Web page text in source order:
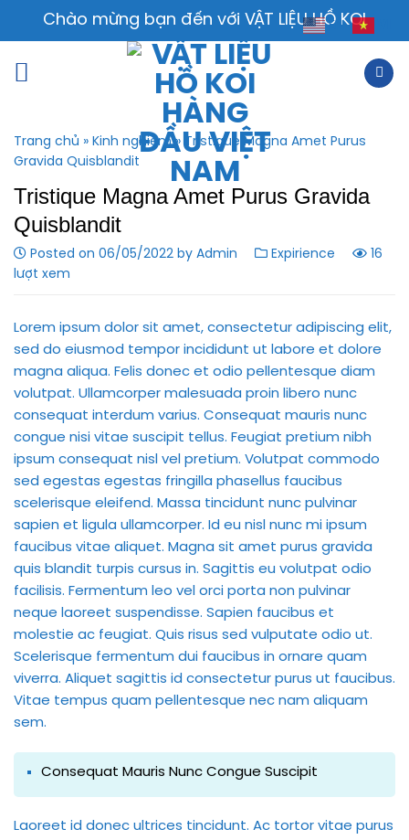
Chào mừng bạn đến với VẬT LIỆU HỒ KOI
Trang chủ » Kinh nghiệm» Tristique Magna Amet Purus
Gravida Quisblandit
Tristique Magna Amet Purus Gravida
Quisblandit
Posted on 06/05/2022 by Admin Expirience
16
lượt xem
Lorem ipsum dolor sit amet, consectetur adipiscing elit,
sed do eiusmod tempor incididunt ut labore et dolore
magna aliqua. Felis donec et odio pellentesque diam
volutpat. Ullamcorper malesuada proin libero nunc
consequat interdum varius. Consequat mauris nunc
congue nisi vitae suscipit tellus. Feugiat pretium nibh
ipsum consequat nisl vel pretium. Volutpat commodo
sed egestas egestas fringilla phasellus faucibus
scelerisque eleifend. Massa tincidunt nunc pulvinar
sapien et ligula ullamcorper. Id eu nisl nunc mi ipsum
faucibus vitae aliquet. Magna sit amet purus gravida
quis blandit turpis cursus in. Sagittis eu volutpat odio
facilisis. Fermentum leo vel orci porta non pulvinar
neque laoreet suspendisse. Sapien faucibus et
molestie ac feugiat. Quis risus sed vulputate odio ut.
Scelerisque fermentum dui faucibus in ornare quam
viverra. Aliquet sagittis id consectetur purus ut faucibus.
Vitae tempus quam pellentesque nec nam aliquam
sem.
Consequat Mauris Nunc Congue Suscipit
Laoreet id donec ultrices tincidunt. Ac tortor vitae purus
EN